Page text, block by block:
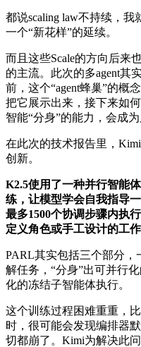
都说scaling law不持续，
一个“新花样”的延续。
而且这些Scale的方向后来
的主流。此次的多agent其
前，这个“agent蜂巢”的概
把它展示出来，接下来如
智能“分身”的能力，会成
在此次的技术报告里，
创新。
K2.5使用了一种并行智能
练，让模型学会自我指导
最多1500个协调步骤内执
定义角色或手工设计的工作
PARL其实包括三个部分
解任务，“分身”出可并行
化的冻结子智能体执行。
这个训练过程困难重重，
时，很可能会发现编排器
切都崩了。Kimi为解决此